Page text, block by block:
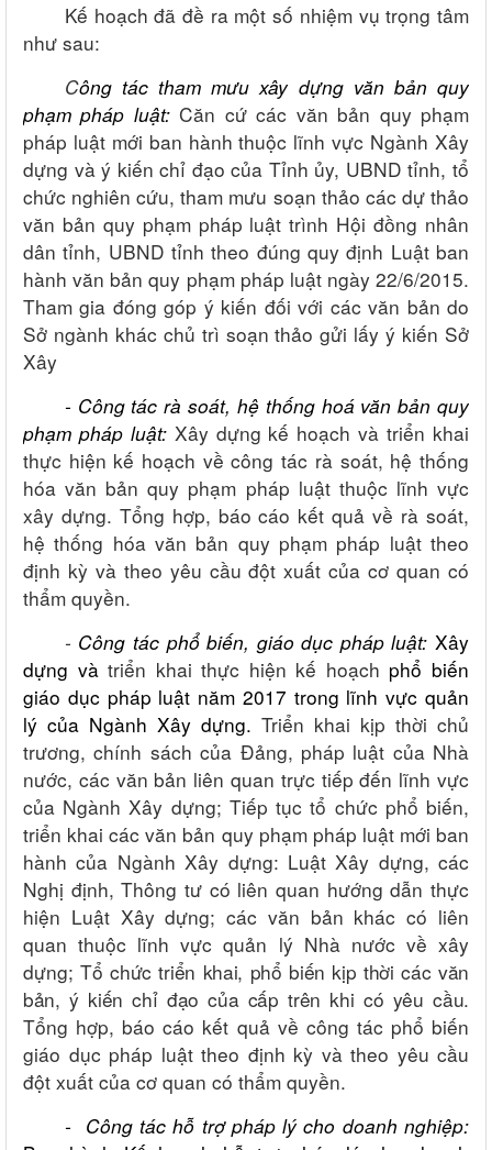
Kế hoạch đã đề ra một số nhiệm vụ trọng tâm
như sau:
Công táctham mưu xây dựng văn bản quy
phạmpháp luật: Căn cứ các văn bản quy phạm
pháp luật mới ban hành thuộc lĩnh vực Ngành Xây
dựng và ý kiến chỉ đạo của Tỉnh ủy, UBND tỉnh, tổ
chức nghiên cứu, tham mưu soạn thảo các dự thảo
văn bản quy phạm pháp luật trình Hội đồng nhân
dân tỉnh, UBND tỉnh theo đúng quy định Luật ban
hành văn bản quy phạm pháp luật ngày 22/6/2015.
Tham gia đóng góp ý kiến đối với các văn bản do
Sở ngành khác chủ trì soạn thảo gửi lấy ý kiến Sở
Xây
- Công tác rà soát, hệ thống hoá văn bản quy
phạm pháp luật: Xây dựng kế hoạch và triển khai
thực hiện kế hoạch về công tác rà soát, hệ thống
hóa văn bản quy phạm pháp luật thuộc lĩnh vực
xây dựng. Tổng hợp, báo cáo kết quả về rà soát,
hệ thống hóa văn bản quy phạm pháp luật theo
định kỳ và theo yêu cầu đột xuất của cơ quan có
thẩm quyền.
- Công tác phổ biến, giáo dục pháp luật: Xây
dựng vàtriển khai thực hiện kế hoạch phổ biến
giáo dục pháp luật năm 2017 trong lĩnh vực quản
lý của Ngành Xây dựng. Triển khai kịp thời chủ
trương, chính sách của Đảng, pháp luật của Nhà
nước, các văn bản liên quan trực tiếp đến lĩnh vực
của Ngành Xây dựng; Tiếp tục tổ chức phổ biến,
triển khai các văn bản quy phạm pháp luật mới ban
hành của Ngành Xây dựng: Luật Xây dựng, các
Nghị định, Thông tư có liên quan hướng dẫn thực
hiện Luật Xây dựng; các văn bản khác có liên
quan thuộc lĩnh vực quản lý Nhà nước về xây
dựng; Tổ chức triển khai, phổ biến kịp thời các văn
bản, ý kiến chỉ đạo của cấp trên khi có yêu cầu.
Tổng hợp, báo cáo kết quả về công tác phổ biến
giáo dục pháp luật theo định kỳ và theo yêu cầu
đột xuất của cơ quan có thẩm quyền.
- Công tác hỗ trợ pháp lý cho doanh nghiệp: